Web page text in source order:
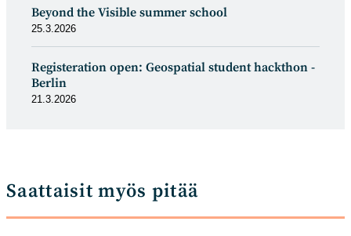
Beyond the Visible summer school
25.3.2026
Registeration open: Geospatial student hackthon -
Berlin
21.3.2026
Saattaisit myös pitää